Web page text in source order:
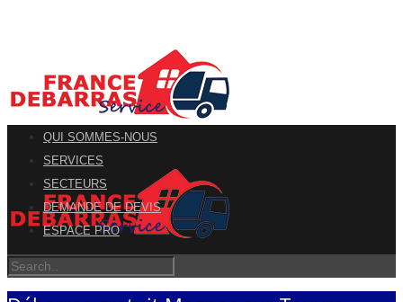
QUI SOMMES-NOUS
SERVICES
SECTEURS
DEMANDE DE DEVIS
ESPACE PRO